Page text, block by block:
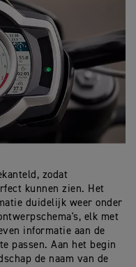
zodat
kunnen zien. Het
duidelijk weer onder
elk met
informatie aan de
passen. Aan het begin
de naam van de